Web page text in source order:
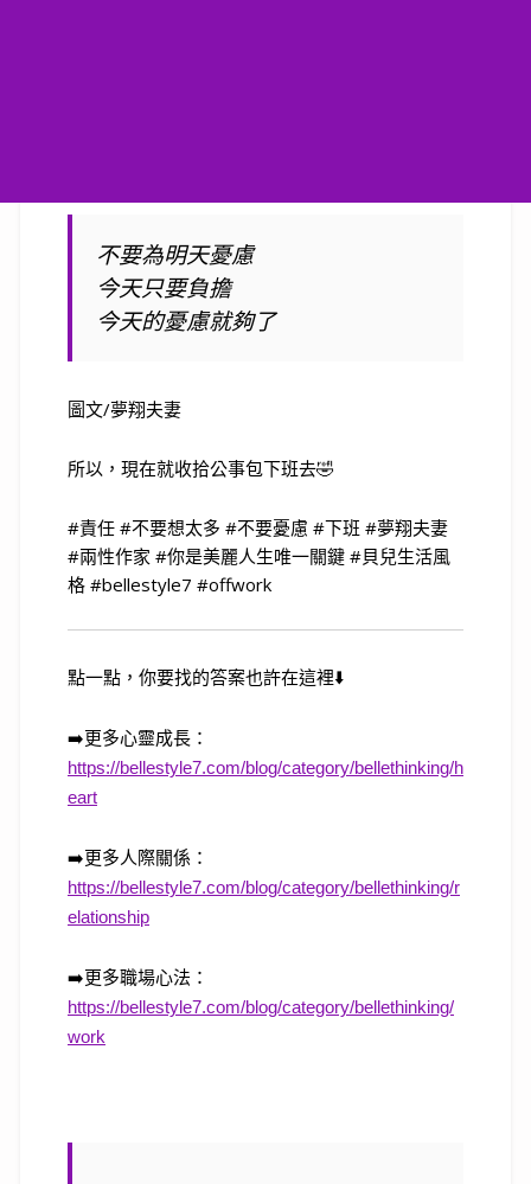
不要為明天憂慮
今天只要負擔
今天的憂慮就夠了
圖文/夢翔夫妻
所以，現在就收拾公事包下班去🤣
#責任 #不要想太多 #不要憂慮 #下班 #夢翔夫妻
#兩性作家 #你是美麗人生唯一關鍵 #貝兒生活風
格 #bellestyle7 #offwork
點一點，你要找的答案也許在這裡⬇️
➡️更多心靈成長：
https://bellestyle7.com/blog/category/bellethinking/h
eart
➡️更多人際關係：
https://bellestyle7.com/blog/category/bellethinking/r
elationship
➡️更多職場心法：
https://bellestyle7.com/blog/category/bellethinking/
work